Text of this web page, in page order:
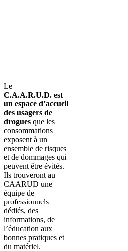
Le
C.A.A.R.U.D. est
un espace d’accueil
des usagers de
drogues que les
consommations
exposent à un
ensemble de risques
et de dommages qui
peuvent être évités.
Ils trouveront au
CAARUD une
équipe de
professionnels
dédiés, des
informations, de
l’éducation aux
bonnes pratiques et
du matériel.